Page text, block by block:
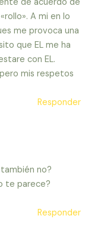
A mi en lo
me provoca una
que EL me ha
con EL.
mis respetos
Responder
también no?
te parece?
Responder